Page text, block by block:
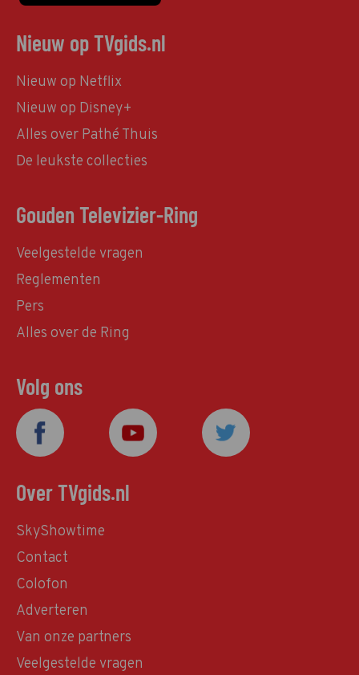
Nieuw op TVgids.nl
Nieuw op Netflix
Nieuw op Disney+
Alles over Pathé Thuis
De leukste collecties
Gouden Televizier-Ring
Veelgestelde vragen
Reglementen
Pers
Alles over de Ring
Volg ons
Over TVgids.nl
SkyShowtime
Contact
Colofon
Adverteren
Van onze partners
Veelgestelde vragen